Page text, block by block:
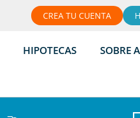
CREA TU CUENTA
HIPOTECAS SOBRE